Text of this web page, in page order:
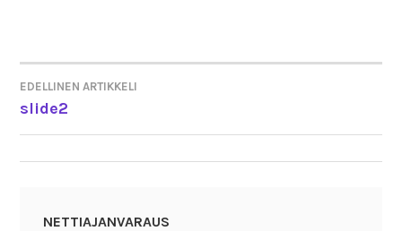
ARTIKKELIEN
SELAUS
EDELLINEN ARTIKKELI
slide2
NETTIAJANVARAUS